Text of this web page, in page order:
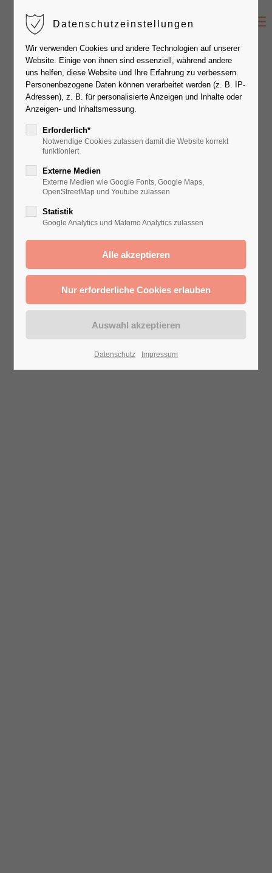
Der Eintrag "offcanvas-col1" existiert leider
nicht.
Der Eintrag "offcanvas-col2" existiert leider
nicht.
Der Eintrag "offcanvas-col3" existiert leider
nicht.
Der Eintrag "offcanvas-col4" existiert leider
nicht.
Datenschutzeinstellungen
Wir verwenden Cookies und andere Technologien auf unserer
Website. Einige von ihnen sind essenziell, während andere
uns helfen, diese Website und Ihre Erfahrung zu verbessern.
Personenbezogene Daten können verarbeitet werden (z. B. IP-
Adressen), z. B. für personalisierte Anzeigen und Inhalte oder
Anzeigen- und Inhaltsmessung.
Erforderlich*
Notwendige Cookies zulassen damit die Website korrekt
funktioniert
Externe Medien
Externe Medien wie Google Fonts, Google Maps,
OpenStreetMap und Youtube zulassen
Statistik
Google Analytics und Matomo Analytics zulassen
Datenschutz Impressum